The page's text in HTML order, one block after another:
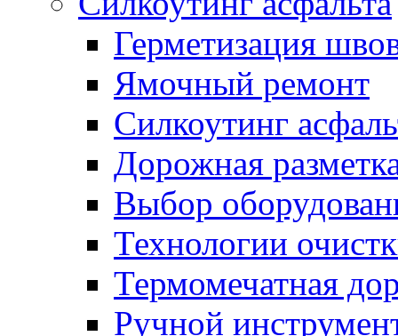
Герметизация
Ямочный ремонт
Силкоутинг
Дорожная
Выбор
Технологии
Термомечатная
Ручной